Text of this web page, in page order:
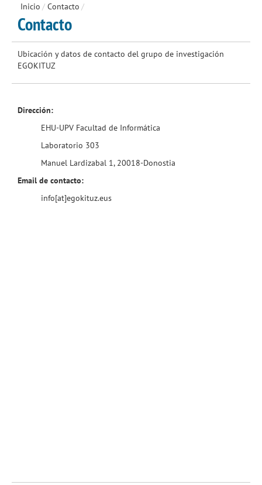
Inicio / Contacto /
Contacto
Ubicación y datos de contacto del grupo de investigación
EGOKITUZ
Dirección:
EHU-UPV Facultad de Informática
Laboratorio 303
Manuel Lardizabal 1, 20018-Donostia
Email de contacto:
info[at]egokituz.eus